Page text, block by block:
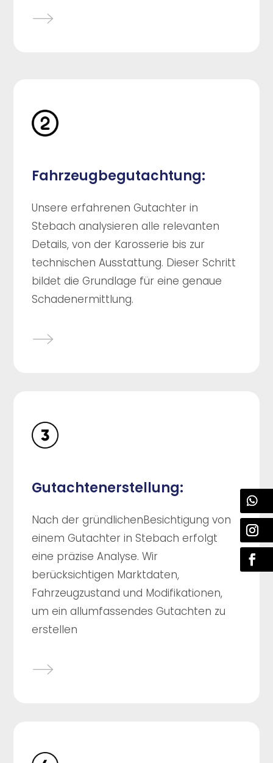
Fahrzeugbegutachtung:
Unsere erfahrenen Gutachter in
Stebach analysieren alle relevanten
Details, von der Karosserie bis zur
technischen Ausstattung. Dieser Schritt
bildet die Grundlage für eine genaue
Schadenermittlung.
Gutachtenerstellung:
Nach der gründlichenBesichtigung von
einem Gutachter in Stebach erfolgt
eine präzise Analyse. Wir
berücksichtigen Marktdaten,
Fahrzeugzustand und Modifikationen,
um ein allumfassendes Gutachten zu
erstellen